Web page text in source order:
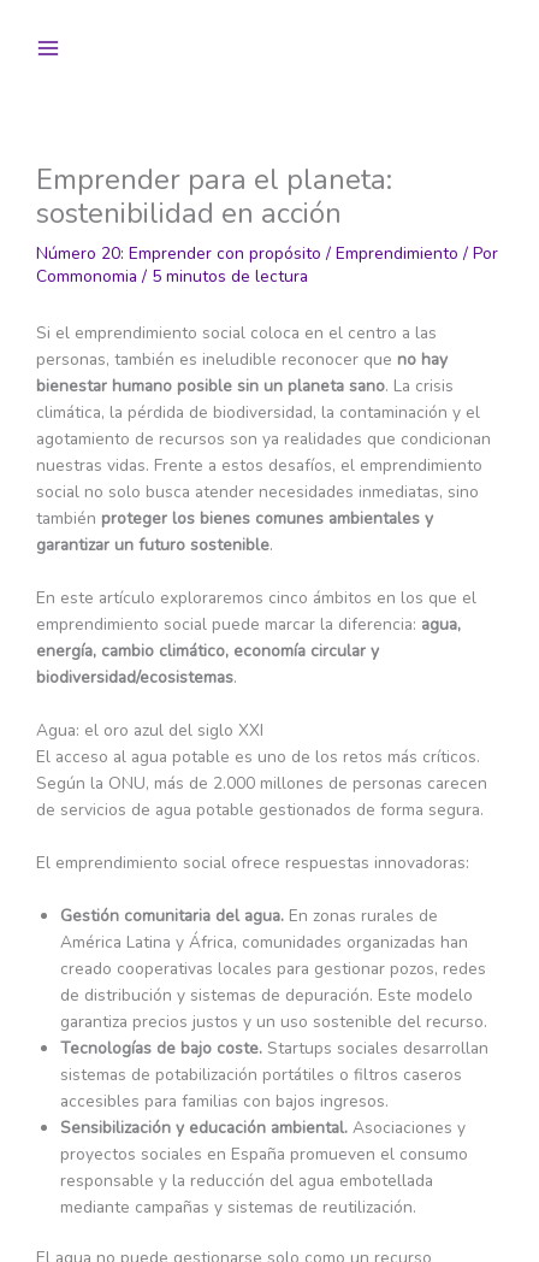
Emprender para el planeta:
sostenibilidad en acción
Número 20: Emprender con propósito / Emprendimiento / Por
Commonomia / 5 minutos de lectura
Si el emprendimiento social coloca en el centro a las
personas, también es ineludible reconocer que no hay
bienestar humano posible sin un planeta sano. La crisis
climática, la pérdida de biodiversidad, la contaminación y el
agotamiento de recursos son ya realidades que condicionan
nuestras vidas. Frente a estos desafíos, el emprendimiento
social no solo busca atender necesidades inmediatas, sino
también proteger los bienes comunes ambientales y
garantizar un futuro sostenible.
En este artículo exploraremos cinco ámbitos en los que el
emprendimiento social puede marcar la diferencia: agua,
energía, cambio climático, economía circular y
biodiversidad/ecosistemas.
Agua: el oro azul del siglo XXI
El acceso al agua potable es uno de los retos más críticos.
Según la ONU, más de 2.000 millones de personas carecen
de servicios de agua potable gestionados de forma segura.
El emprendimiento social ofrece respuestas innovadoras:
Gestión comunitaria del agua. En zonas rurales de
América Latina y África, comunidades organizadas han
creado cooperativas locales para gestionar pozos, redes
de distribución y sistemas de depuración. Este modelo
garantiza precios justos y un uso sostenible del recurso.
Tecnologías de bajo coste. Startups sociales desarrollan
sistemas de potabilización portátiles o filtros caseros
accesibles para familias con bajos ingresos.
Sensibilización y educación ambiental. Asociaciones y
proyectos sociales en España promueven el consumo
responsable y la reducción del agua embotellada
mediante campañas y sistemas de reutilización.